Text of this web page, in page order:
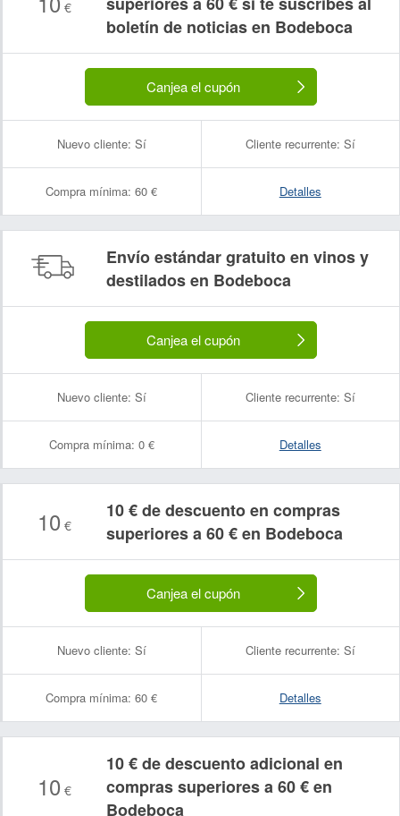
€
boletín de noticias en Bodeboca
Canjea el cupón
Nuevo cliente: Sí Cliente recurrente: Sí
Compra mínima: 60 € Detalles
Envío estándar gratuito en vinos y
destilados en Bodeboca
Canjea el cupón
Nuevo cliente: Sí Cliente recurrente: Sí
Compra mínima: 0 € Detalles
10 €
10 € de descuento en compras
superiores a 60 € en Bodeboca
Canjea el cupón
Nuevo cliente: Sí Cliente recurrente: Sí
Compra mínima: 60 € Detalles
10 €
10 € de descuento adicional en
compras superiores a 60 € en
Bodeboca